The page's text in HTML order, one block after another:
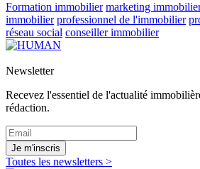
Formation immobilier marketing
immobilier professionnel de l'immobilier
réseau social conseiller immobilier
Newsletter
Recevez l'essentiel de l'actualité
rédaction.
Je m'inscris
Toutes les newsletters >